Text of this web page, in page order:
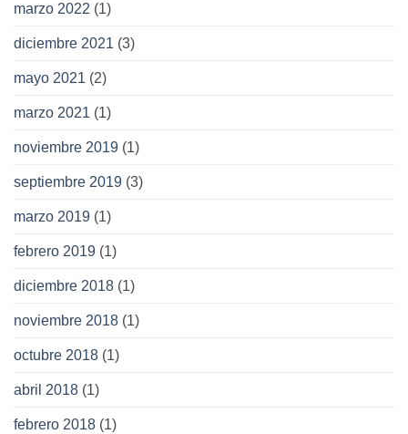
marzo 2022 (1)
diciembre 2021 (3)
mayo 2021 (2)
marzo 2021 (1)
noviembre 2019 (1)
septiembre 2019 (3)
marzo 2019 (1)
febrero 2019 (1)
diciembre 2018 (1)
noviembre 2018 (1)
octubre 2018 (1)
abril 2018 (1)
febrero 2018 (1)